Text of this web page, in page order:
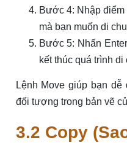
Bước 4: Nhập
mà bạn muốn di
Bước 5: Nhấn
kết thúc quá trình di
Lệnh Move giúp bạn
đối tượng trong bản vẽ
3.2 Copy